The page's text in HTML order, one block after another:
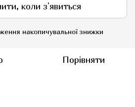
коли з'явиться
накопичувальної знижки
Порівняти